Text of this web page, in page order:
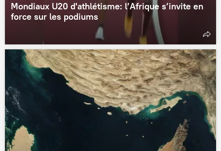
Mondiaux U20 d'athlétisme: l’Afrique s’invite en
force sur les podiums